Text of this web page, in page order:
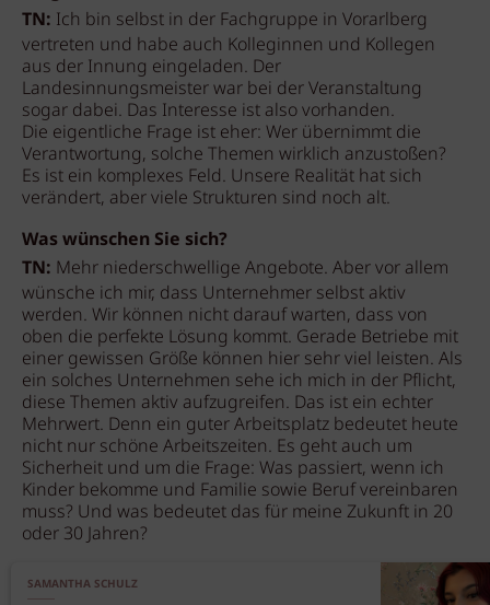
TN: Ich bin selbst in der Fachgruppe in Vorarlberg
vertreten und habe auch Kolleginnen und Kollegen
aus der Innung eingeladen. Der
Landesinnungsmeister war bei der Veranstaltung
sogar dabei. Das Interesse ist also vorhanden.
Die eigentliche Frage ist eher: Wer übernimmt die
Verantwortung, solche Themen wirklich anzustoßen?
Es ist ein komplexes Feld. Unsere Realität hat sich
verändert, aber viele Strukturen sind noch alt.
Was wünschen Sie sich?
TN: Mehr niederschwellige Angebote. Aber vor allem
wünsche ich mir, dass Unternehmer selbst aktiv
werden. Wir können nicht darauf warten, dass von
oben die perfekte Lösung kommt. Gerade Betriebe mit
einer gewissen Größe können hier sehr viel leisten. Als
ein solches Unternehmen sehe ich mich in der Pflicht,
diese Themen aktiv aufzugreifen. Das ist ein echter
Mehrwert. Denn ein guter Arbeitsplatz bedeutet heute
nicht nur schöne Arbeitszeiten. Es geht auch um
Sicherheit und um die Frage: Was passiert, wenn ich
Kinder bekomme und Familie sowie Beruf vereinbaren
muss? Und was bedeutet das für meine Zukunft in 20
oder 30 Jahren?
SAMANTHA SCHULZ